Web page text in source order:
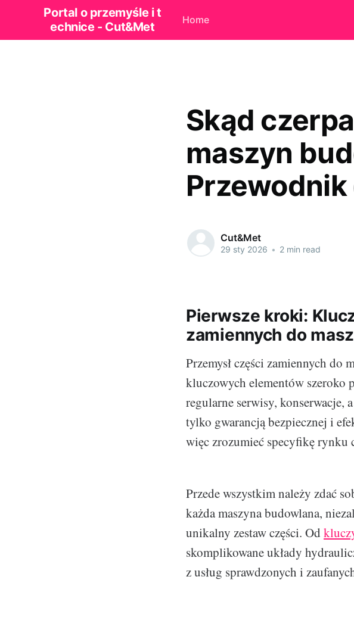
Portal o przemyśle i t
echnice - Cut&Met
Home
Skąd
maszyn
Cut&Met
29 sty 2026 • 2 min read
Pierwsze kroki:
zamiennych do
Przemysł części zamiennych do
kluczowych elementów szeroko
regularne serwisy, konserwacje,
tylko gwarancją bezpiecznej i
więc zrozumieć specyfikę rynku
Przede wszystkim należy zdać
każda maszyna budowlana,
unikalny zestaw części. Od
skomplikowane układy
z usług sprawdzonych i